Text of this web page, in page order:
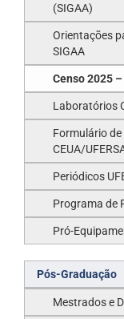
(SIGAA)
Orientações
SIGAA
Censo 2025
Laboratórios
Formulário
CEUA/
Periódicos
Programa de
Pró-
Pós-Graduação
Mestrados e